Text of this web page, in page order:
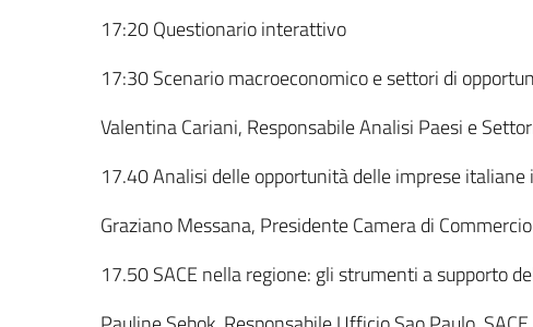
17:20 Questionario interattivo
17:30 Scenario macroeconomico e settori di
Valentina Cariani, Responsabile Analisi Paesi e
17.40 Analisi delle opportunità delle imprese
Graziano Messana, Presidente Camera di
17.50 SACE nella regione: gli strumenti a supporto